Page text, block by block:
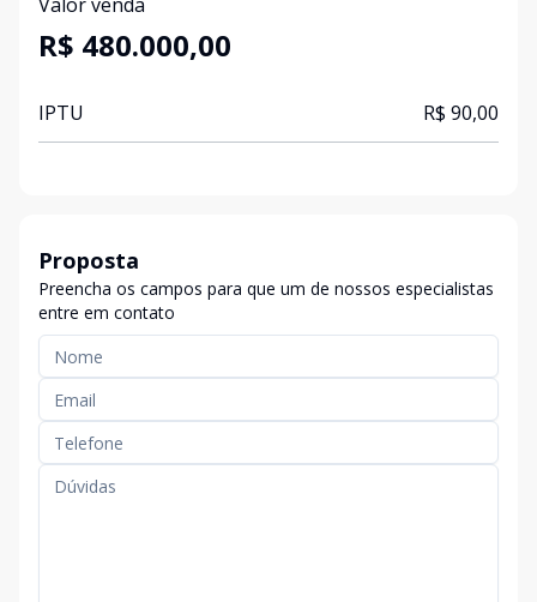
R$ 480.000,00
IPTU R$ 90,00
Proposta
Preencha os campos para que um de nossos especialistas
entre em contato